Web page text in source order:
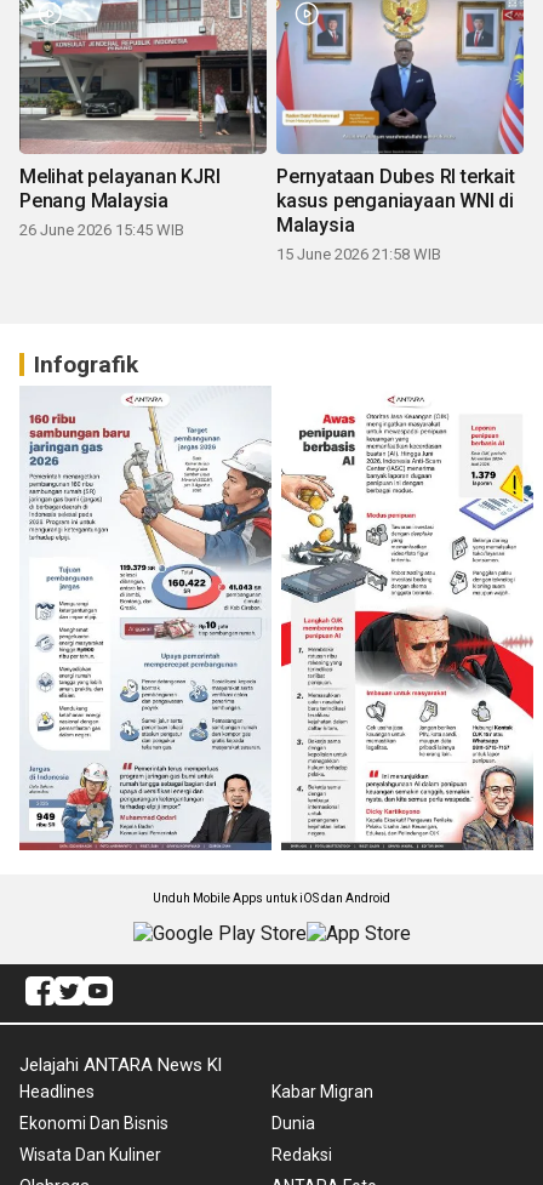
Melihat pelayanan KJRI
Penang Malaysia
26 June 2026 15:45 WIB
Pernyataan Dubes RI terkait
kasus penganiayaan WNI di
Malaysia
15 June 2026 21:58 WIB
Infografik
Unduh Mobile Apps untuk iOS dan Android
Jelajahi ANTARA News Kl
Headlines
Ekonomi Dan Bisnis
Wisata Dan Kuliner
Kabar Migran
Dunia
Redaksi